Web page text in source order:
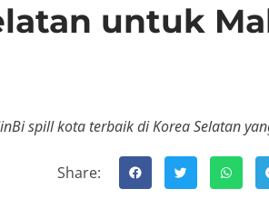
untuk
spill kota terbaik di Korea Selatan
Share: